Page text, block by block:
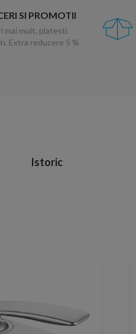
SI PROMOTII
mai mult, platesti
Extra reducere 5 %
Istoric